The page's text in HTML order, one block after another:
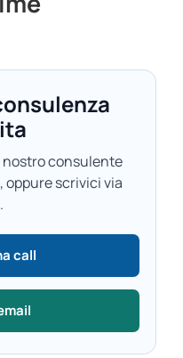
consulente
oppure scrivici via
call